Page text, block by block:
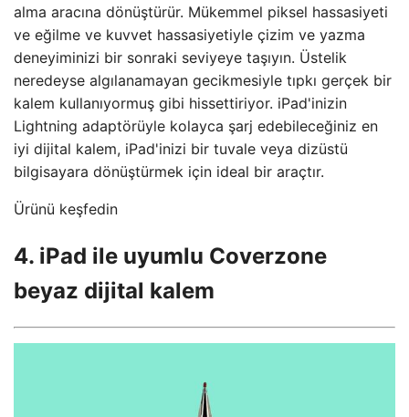
alma aracına dönüştürür. Mükemmel piksel hassasiyeti
ve eğilme ve kuvvet hassasiyetiyle çizim ve yazma
deneyiminizi bir sonraki seviyeye taşıyın. Üstelik
neredeyse algılanamayan gecikmesiyle tıpkı gerçek bir
kalem kullanıyormuş gibi hissettiriyor. iPad'inizin
Lightning adaptörüyle kolayca şarj edebileceğiniz en
iyi dijital kalem, iPad'inizi bir tuvale veya dizüstü
bilgisayara dönüştürmek için ideal bir araçtır.
Ürünü keşfedin
4. iPad ile uyumlu Coverzone
beyaz dijital kalem